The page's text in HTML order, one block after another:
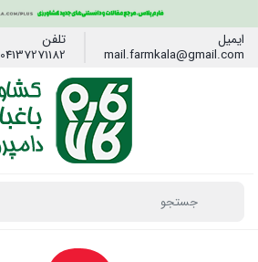
ایمیل
mail.farmkala@gmail.com
تلفن
04137271182